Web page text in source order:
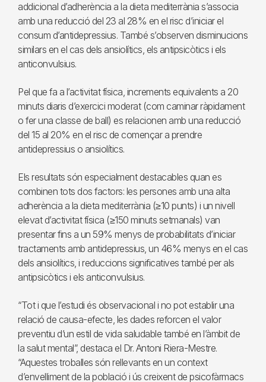
addicional d’adherència a la dieta mediterrània s’associa
amb una reducció del 23 al 28% en el risc d’iniciar el
consum d’antidepressius. També s’observen disminucions
similars en el cas dels ansiolítics, els antipsicòtics i els
anticonvulsius.
Pel que fa a l’activitat física, increments equivalents a 20
minuts diaris d’exercici moderat (com caminar ràpidament
o fer una classe de ball) es relacionen amb una reducció
del 15 al 20% en el risc de començar a prendre
antidepressius o ansiolítics.
Els resultats són especialment destacables quan es
combinen tots dos factors: les persones amb una alta
adherència a la dieta mediterrània (≥10 punts) i un nivell
elevat d’activitat física (≥150 minuts setmanals) van
presentar fins a un 59% menys de probabilitats d’iniciar
tractaments amb antidepressius, un 46% menys en el cas
dels ansiolítics, i reduccions significatives també per als
antipsicòtics i els anticonvulsius.
“Tot i que l’estudi és observacional i no pot establir una
relació de causa-efecte, les dades reforcen el valor
preventiu d’un estil de vida saludable també en l’àmbit de
la salut mental”, destaca el Dr. Antoni Riera-Mestre.
“Aquestes troballes són rellevants en un context
d’envelliment de la població i ús creixent de psicofàrmacs